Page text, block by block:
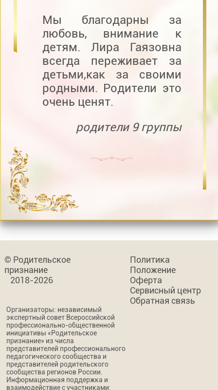
Мы благодарны за
любовь, внимание к
детям. Лира Гаязовна
всегда переживает за
детьми,как за своими
родными. Родители это
очень ценят.
родители 9 группы
© Родительское
признание
2018-2026
Политика
Положение
Оферта
Сервисный центр
Обратная связь
Организаторы: независимый
экспертный совет Всероссийской
профессионально-общественной
инициативы «Родительское
признание» из числа
представителей профессионального
педагогического сообщества и
представителей родительского
сообщества регионов России.
Информационная поддержка и
взаимодействие с участниками: